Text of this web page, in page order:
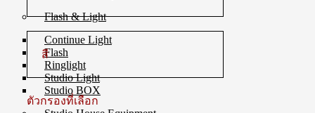
Flash & Light
Continue Light
Flash
Ringlight
Studio Light
Studio BOX
สี
ตัวกรองที่เลือก